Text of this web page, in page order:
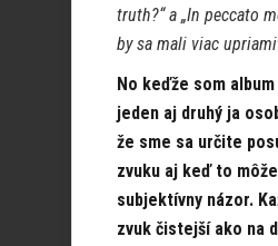
truth?“ a „In peccato
by sa mali viac
No keďže som
jeden aj druhý ja
že sme sa určite
zvuku aj keď to
subjektívny názor.
zvuk čistejší ako na